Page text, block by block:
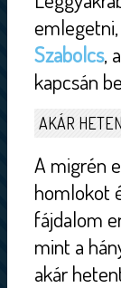
Szabolcs,
kapcsán
AKÁR
A migrén
homlokot
fájdalom
mint a
akár